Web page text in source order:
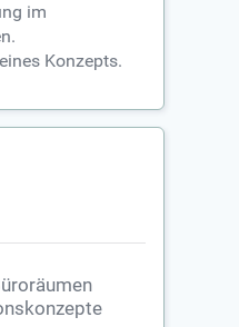
im
Konzepts.